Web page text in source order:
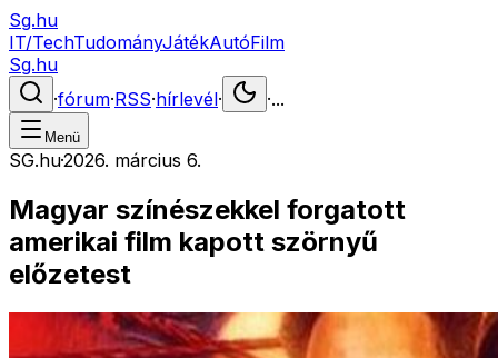
Sg.hu
IT/TechTudományJátékAutóFilm
Sg.hu
·fórum·RSS·hírlevél· ·...
Menü
SG.hu·2026. március 6.
Magyar színészekkel forgatott
amerikai film kapott szörnyű
előzetest